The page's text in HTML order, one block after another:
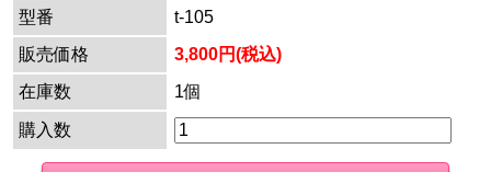
型番
t-105
販売価格
3,800円(税込)
在庫数
1個
購入数